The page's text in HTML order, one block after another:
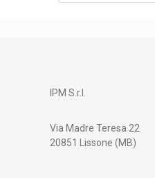
IPM S.r.l.
Via Madre Teresa 22
20851 Lissone (MB)